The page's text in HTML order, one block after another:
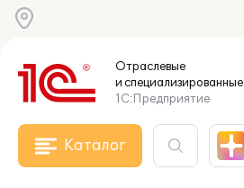
Отраслевые
и специализированные
1С:Предприятие
Каталог